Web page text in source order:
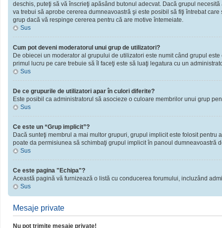
deschis, puteţi să vă înscrieţi apăsând butonul adecvat. Dacă grupul
va trebui să aprobe cererea dumneavoastră şi este posibil să fiţi întrebat
grup dacă vă respinge cererea pentru că are motive întemeiate.
Sus
Cum pot deveni moderatorul unui grup de utilizatori?
De obiecei un moderator al grupului de utilizatori este numit când grupul
primul lucru pe care trebuie să îl faceţi este să luaţi legatura cu un
Sus
De ce grupurile de utilizatori apar în culori diferite?
Este posibil ca administratorul să asocieze o culoare membrilor unui grup
Sus
Ce este un “Grup implicit”?
Dacă sunteţi membrul a mai multor grupuri, grupul implicit este folosit
poate da permisiunea să schimbaţi grupul implicit în panoul dumneavoastră
Sus
Ce este pagina "Echipa"?
Această pagină vă furnizează o listă cu conducerea forumului, incluzând
Sus
Mesaje private
Nu pot trimite mesaje private!